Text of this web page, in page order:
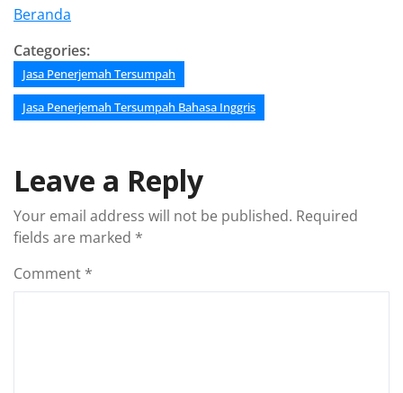
Beranda
Categories:
Jasa Penerjemah Tersumpah
Jasa Penerjemah Tersumpah Bahasa Inggris
Leave a Reply
Your email address will not be published. Required
fields are marked *
Comment *